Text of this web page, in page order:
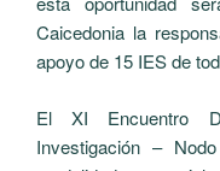
Caicedonia la
apoyo de 15 IES de
El XI Encuentro
Investigación –